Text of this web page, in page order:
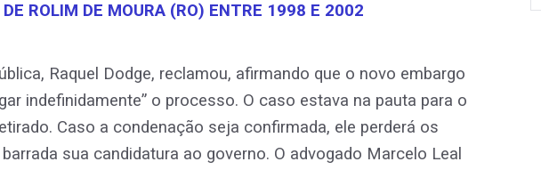
DE ROLIM DE MOURA (RO) ENTRE 1998 E 2002
Raquel Dodge, reclamou, afirmando que o novo embargo
indefinidamente” o processo. O caso estava na pauta para o
Caso a condenação seja confirmada, ele perderá os
sua candidatura ao governo. O advogado Marcelo Leal